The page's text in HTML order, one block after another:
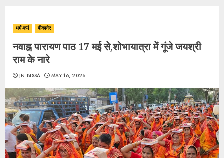
धर्म-कर्म बीकानेर
नवाह्न पारायण पाठ 17 मई से,शोभायात्रा में गूंजे जयश्री
राम के नारे
JN BISSA MAY 16, 2026